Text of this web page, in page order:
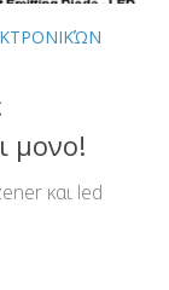
μονο!
και led